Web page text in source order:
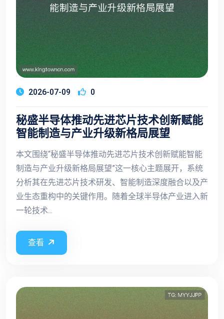
2026-07-09 0
秘盛半导体推动先进芯片技术创新赋能
智能制造与产业升级新格局展望
本文围绕“秘盛半导体推动先进芯片技术创新赋能智能
制造与产业升级新格局展望”这一核心主题展开，系统
分析其在先进芯片技术研发、智能制造深度融合以及产
业生态重构中的关键作用。随着全球半导体产业进入新
一轮技术...
查看